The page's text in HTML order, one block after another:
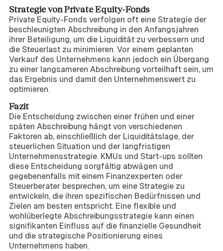
Strategie von Private Equity-Fonds
Private Equity-Fonds verfolgen oft eine Strategie der
beschleunigten Abschreibung in den Anfangsjahren
ihrer Beteiligung, um die Liquidität zu verbessern und
die Steuerlast zu minimieren. Vor einem geplanten
Verkauf des Unternehmens kann jedoch ein Übergang
zu einer langsameren Abschreibung vorteilhaft sein, um
das Ergebnis und damit den Unternehmenswert zu
optimieren.
Fazit
Die Entscheidung zwischen einer frühen und einer
späten Abschreibung hängt von verschiedenen
Faktoren ab, einschließlich der Liquiditätslage, der
steuerlichen Situation und der langfristigen
Unternehmensstrategie. KMUs und Start-ups sollten
diese Entscheidung sorgfältig abwägen und
gegebenenfalls mit einem Finanzexperten oder
Steuerberater besprechen, um eine Strategie zu
entwickeln, die ihren spezifischen Bedürfnissen und
Zielen am besten entspricht. Eine flexible und
wohlüberlegte Abschreibungsstrategie kann einen
signifikanten Einfluss auf die finanzielle Gesundheit
und die strategische Positionierung eines
Unternehmens haben.